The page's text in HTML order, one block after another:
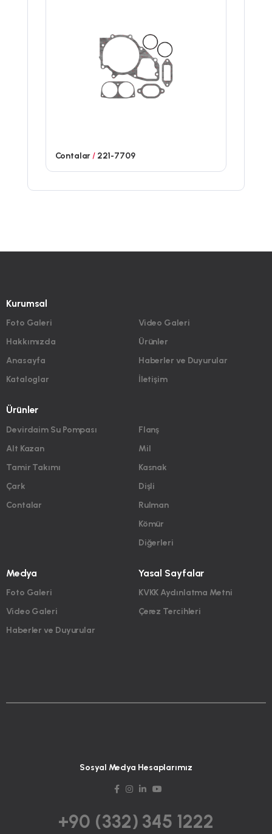
Contalar/221-7709
Kurumsal
Foto Galeri
Hakkımızda
Anasayfa
Kataloglar
Video Galeri
Ürünler
Haberler ve Duyurular
İletişim
Ürünler
Devirdaim Su Pompası
Alt Kazan
Tamir Takımı
Çark
Contalar
Flanş
Mil
Kasnak
Dişli
Rulman
Kömür
Diğerleri
Medya
Foto Galeri
Video Galeri
Haberler ve Duyurular
Yasal Sayfalar
KVKK Aydınlatma Metni
Çerez Tercihleri
Sosyal Medya Hesaplarımız
+90 (332) 345 1222